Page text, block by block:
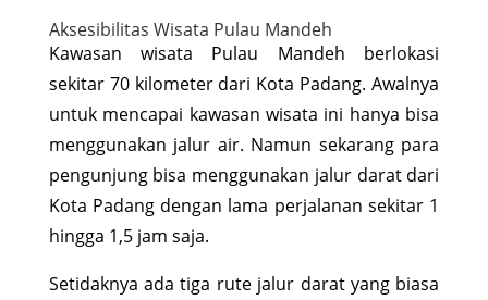
Aksesibilitas Wisata Pulau Mandeh
Kawasan wisata Pulau Mandeh berlokasi
sekitar 70 kilometer dari Kota Padang. Awalnya
untuk mencapai kawasan wisata ini hanya bisa
menggunakan jalur air. Namun sekarang para
pengunjung bisa menggunakan jalur darat dari
Kota Padang dengan lama perjalanan sekitar 1
hingga 1,5 jam saja.
Setidaknya ada tiga rute jalur darat yang biasa